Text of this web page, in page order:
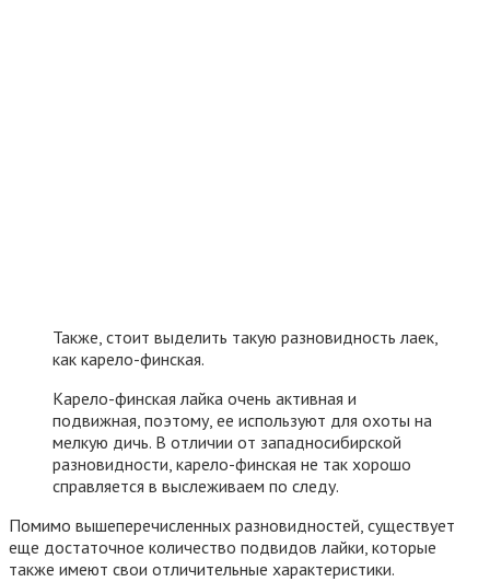
Также, стоит выделить такую разновидность лаек,
как карело-финская.
Карело-финская лайка очень активная и
подвижная, поэтому, ее используют для охоты на
мелкую дичь. В отличии от западносибирской
разновидности, карело-финская не так хорошо
справляется в выслеживаем по следу.
Помимо вышеперечисленных разновидностей, существует
еще достаточное количество подвидов лайки, которые
также имеют свои отличительные характеристики.